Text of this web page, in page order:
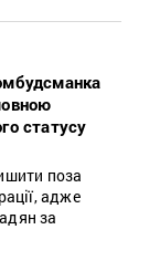
статусу
поза
адже
за